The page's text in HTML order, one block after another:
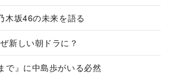
木坂46の未来を語る
新しい朝ドラに？
で』に中島歩がいる必然